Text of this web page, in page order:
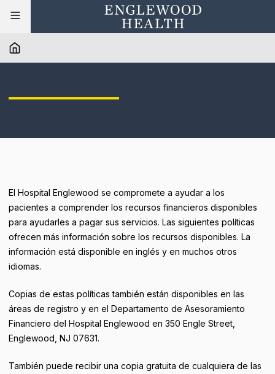
El Hospital Englewood se compromete a ayudar a los
pacientes a comprender los recursos financieros disponibles
para ayudarles a pagar sus servicios. Las siguientes políticas
ofrecen más información sobre los recursos disponibles. La
información está disponible en inglés y en muchos otros
idiomas.
Copias de estas políticas también están disponibles en las
áreas de registro y en el Departamento de Asesoramiento
Financiero del Hospital Englewood en 350 Engle Street,
Englewood, NJ 07631.
También puede recibir una copia gratuita de cualquiera de las